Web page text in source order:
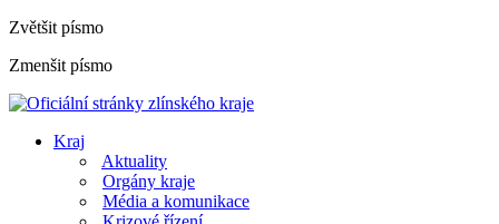
Zvětšit písmo
Zmenšit písmo
Kraj
Aktuality
Orgány kraje
Média a komunikace